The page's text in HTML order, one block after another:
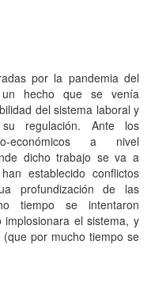
por la pandemia del
hecho que se venía
del sistema laboral y
regulación. Ante los
económicos a nivel
dicho trabajo se va a
establecido conflictos
profundización de las
tiempo se intentaron
el sistema, y
por mucho tiempo se